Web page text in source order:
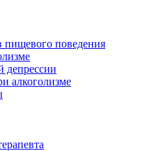
пищевого поведения
депрессии
алкоголизме